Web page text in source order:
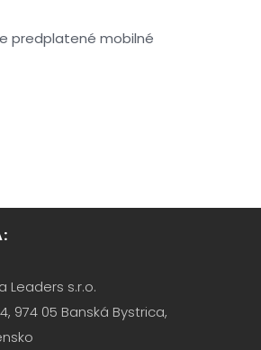
predplatené mobilné
Leaders s.r.o.
974 05 Banská Bystrica,